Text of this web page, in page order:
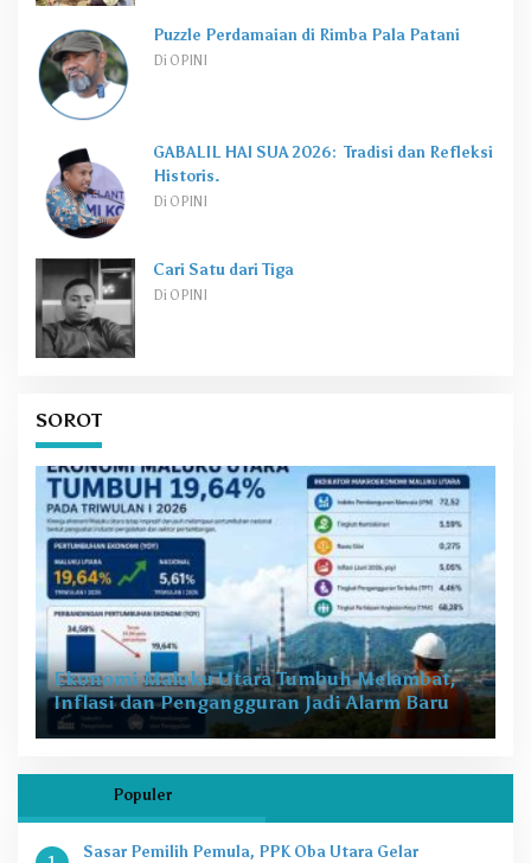
Puzzle Perdamaian di Rimba Pala Patani
Di OPINI
GABALIL HAI SUA 2026: Tradisi dan Refleksi
Historis.
Di OPINI
Cari Satu dari Tiga
Di OPINI
SOROT
Ekonomi Maluku Utara Tumbuh Melambat,
Inflasi dan Pengangguran Jadi Alarm Baru
Populer
Sasar Pemilih Pemula, PPK Oba Utara Gelar